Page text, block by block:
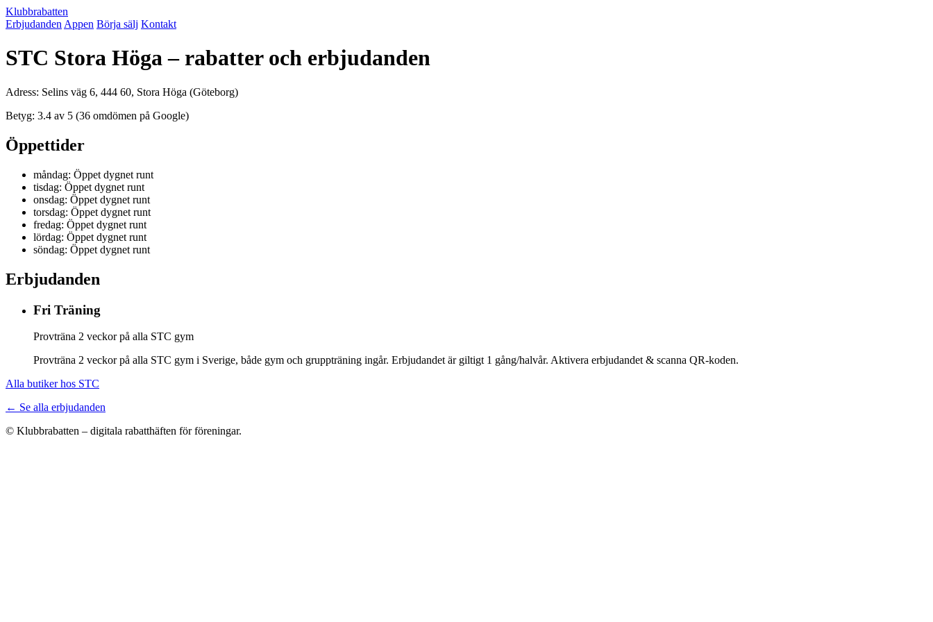
Klubbrabatten
Erbjudanden Appen Börja sälj Kontakt
STC Stora Höga – rabatter och erbjudanden
Adress: Selins väg 6, 444 60, Stora Höga (Göteborg)
Betyg: 3.4 av 5 (36 omdömen på Google)
Öppettider
måndag: Öppet dygnet runt
tisdag: Öppet dygnet runt
onsdag: Öppet dygnet runt
torsdag: Öppet dygnet runt
fredag: Öppet dygnet runt
lördag: Öppet dygnet runt
söndag: Öppet dygnet runt
Erbjudanden
Fri Träning
Provträna 2 veckor på alla STC gym
Provträna 2 veckor på alla STC gym i Sverige, både gym och gruppträning ingår. Erbjudandet är giltigt 1 gång/halvår. Aktivera erbjudandet & scanna QR-koden.
Alla butiker hos STC
← Se alla erbjudanden
© Klubbrabatten – digitala rabatthäften för föreningar.